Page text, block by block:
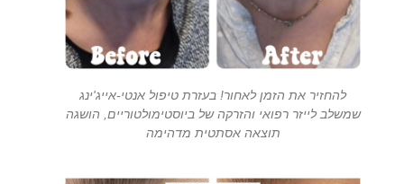
להחזיר את הזמן לאחור! בעזרת טיפול אנטי-אייג'ינג
שמשלב לייזר רפואי והזרקה של ביוסטימולטוריים, הושגה
תוצאה אסתטית מדהימה